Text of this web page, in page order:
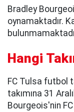
Bradley
oynamaktadır.
Hangi
FC Tulsa futbol
takımına 31
Bourgeois'nin